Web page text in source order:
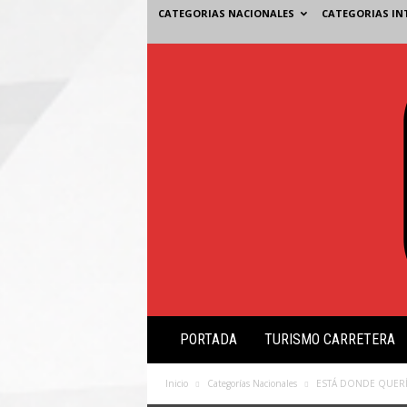
CATEGORIAS NACIONALES CATEGORIAS
s
ó
PORTADA TURISMO CARRETERA
Inicio Categorías Nacionales ESTÁ DONDE